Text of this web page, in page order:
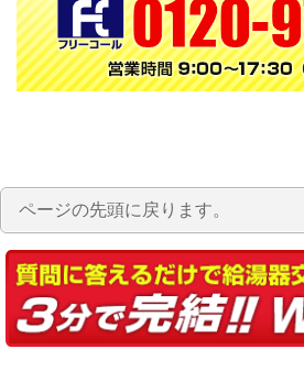
ページの先頭に戻ります。